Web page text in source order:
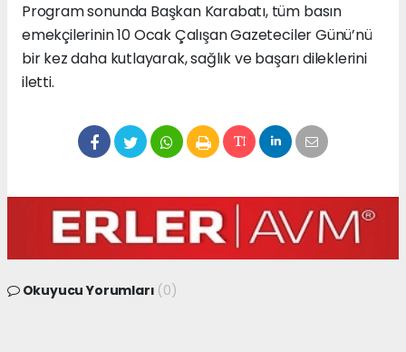
Program sonunda Başkan Karabatı, tüm basın
emekçilerinin 10 Ocak Çalışan Gazeteciler Günü’nü
bir kez daha kutlayarak, sağlık ve başarı dileklerini
iletti.
Okuyucu Yorumları (0)